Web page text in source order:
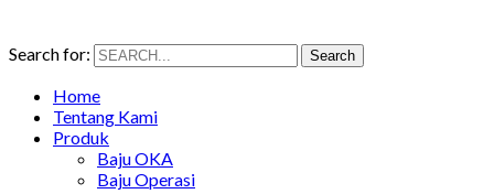
Search for: Search
Home
Tentang Kami
Produk
Baju OKA
Baju Operasi